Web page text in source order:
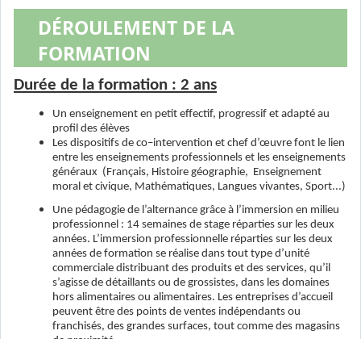
DÉROULEMENT DE LA
FORMATION
Durée de la formation : 2 ans
Un enseignement en petit effectif, progressif et adapté au
profil des élèves
Les dispositifs de co–intervention et chef d’œuvre font le lien
entre les enseignements professionnels et les enseignements
généraux (Français, Histoire géographie, Enseignement
moral et civique, Mathématiques, Langues vivantes, Sport...)
Une pédagogie de l’alternance grâce à l’immersion en milieu
professionnel : 14 semaines de stage réparties sur les deux
années. L’immersion professionnelle réparties sur les deux
années de formation se réalise dans tout type d’unité
commerciale distribuant des produits et des services, qu’il
s’agisse de détaillants ou de grossistes, dans les domaines
hors alimentaires ou alimentaires. Les entreprises d’accueil
peuvent être des points de ventes indépendants ou
franchisés, des grandes surfaces, tout comme des magasins